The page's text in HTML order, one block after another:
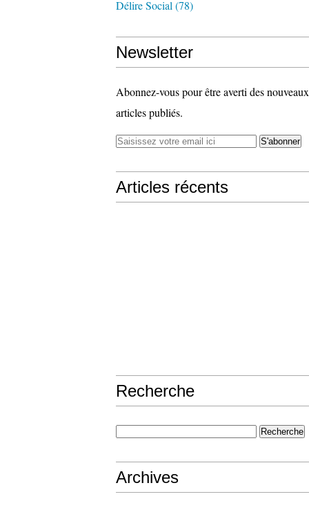
Délire Social (78)
Newsletter
Abonnez-vous pour être averti des nouveaux
articles publiés.
Articles récents
Recherche
Archives